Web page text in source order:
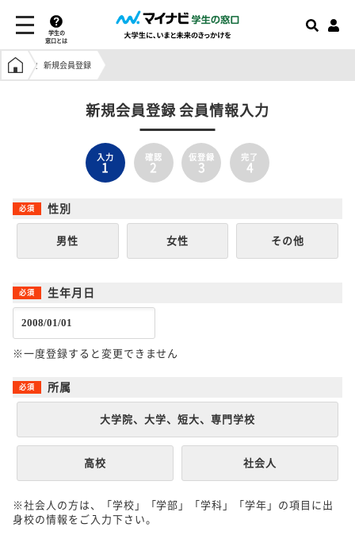
学生の
窓口とは
学生の窓口トップ
新規会員登録
新規会員登録 会員情報入力
入力
1
確認
2
仮登録
3
完了
4
性別
男性 女性 その他
生年月日
※一度登録すると変更できません
所属
大学院、大学、短大、専門学校
高校 社会人
※社会人の方は、「学校」「学部」「学科」「学年」の項目に出
身校の情報をご入力下さい。